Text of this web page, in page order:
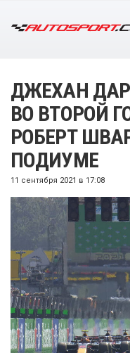
ДЖЕХАН
ВО ВТОРОЙ
РОБЕРТ
ПОДИУМЕ
11 сентября 2021 в 17:08